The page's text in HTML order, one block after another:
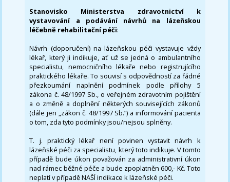
Stanovisko Ministerstva zdravotnictví k
vystavování a podávání návrhů na lázeňskou
léčebně rehabilitační péči:
Návrh (doporučení) na lázeňskou péči vystavuje vždy
lékař, který ji indikuje, ať už se jedná o ambulantního
specialistu, nemocničního lékaře nebo registrujícího
praktického lékaře. To souvisí s odpovědností za řádné
přezkoumání naplnění podmínek podle přílohy 5
zákona č. 48/1997 Sb., o veřejném zdravotním pojištění
a o změně a doplnění některých souvisejících zákonů
(dále jen „zákon č. 48/1997 Sb.“) a informování pacienta
o tom, zda tyto podmínky jsou/nejsou splněny.
T. j. praktický lékař není povinen vystavit návrh k
lázeňské péči za specialistu, který toto indikuje. V tomto
případě bude úkon považován za administrativní úkon
nad rámec běžné péče a bude zpoplatněn 600,- Kč. Toto
neplatí v případě NAŠÍ indikace k lázeňské péči.